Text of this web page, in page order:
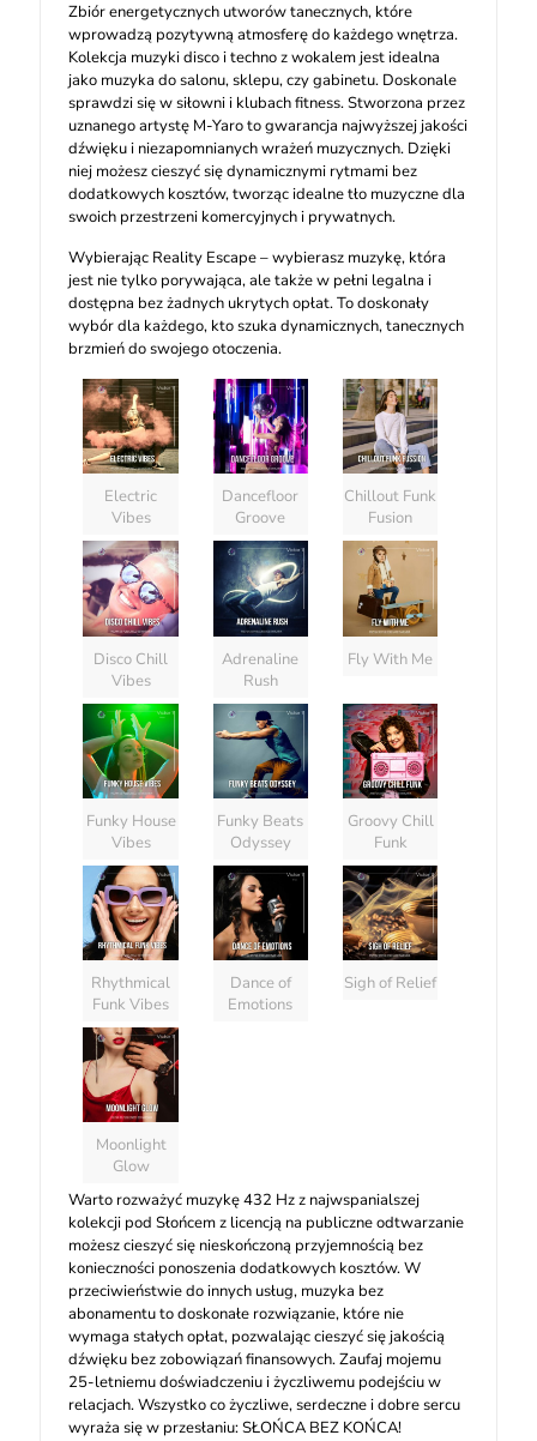
Zbiór energetycznych utworów tanecznych, które
wprowadzą pozytywną atmosferę do każdego wnętrza.
Kolekcja muzyki disco i techno z wokalem jest idealna
jako muzyka do salonu, sklepu, czy gabinetu. Doskonale
sprawdzi się w siłowni i klubach fitness. Stworzona przez
uznanego artystę M-Yaro to gwarancja najwyższej jakości
dźwięku i niezapomnianych wrażeń muzycznych. Dzięki
niej możesz cieszyć się dynamicznymi rytmami bez
dodatkowych kosztów, tworząc idealne tło muzyczne dla
swoich przestrzeni komercyjnych i prywatnych.
Wybierając Reality Escape – wybierasz muzykę, która
jest nie tylko porywająca, ale także w pełni legalna i
dostępna bez żadnych ukrytych opłat. To doskonały
wybór dla każdego, kto szuka dynamicznych, tanecznych
brzmień do swojego otoczenia.
Electric
Vibes
Dancefloor
Groove
Chillout Funk
Fusion
Disco Chill
Vibes
Adrenaline
Rush
Fly With Me
Funky House
Vibes
Funky Beats
Odyssey
Groovy Chill
Funk
Rhythmical
Funk Vibes
Dance of
Emotions
Sigh of Relief
Moonlight
Glow
Warto rozważyć muzykę 432 Hz z najwspanialszej
kolekcji pod Słońcem z licencją na publiczne odtwarzanie
możesz cieszyć się nieskończoną przyjemnością bez
konieczności ponoszenia dodatkowych kosztów. W
przeciwieństwie do innych usług, muzyka bez
abonamentu to doskonałe rozwiązanie, które nie
wymaga stałych opłat, pozwalając cieszyć się jakością
dźwięku bez zobowiązań finansowych. Zaufaj mojemu
25-letniemu doświadczeniu i życzliwemu podejściu w
relacjach. Wszystko co życzliwe, serdeczne i dobre sercu
wyraża się w przesłaniu: SŁOŃCA BEZ KOŃCA!